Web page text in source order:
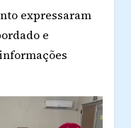
expressaram
e